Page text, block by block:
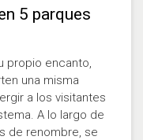
5 parques
propio encanto,
una misma
a los visitantes
A lo largo de
de renombre, se